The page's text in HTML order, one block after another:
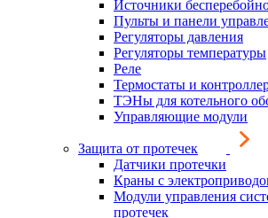
Источники
Пульты и панели
Регуляторы давления
Регуляторы температуры
Реле
Термостаты и
ТЭНы для котельного
Управляющие модули
Защита от протечек
Датчики протечки
Краны с
Модули управления
протечек